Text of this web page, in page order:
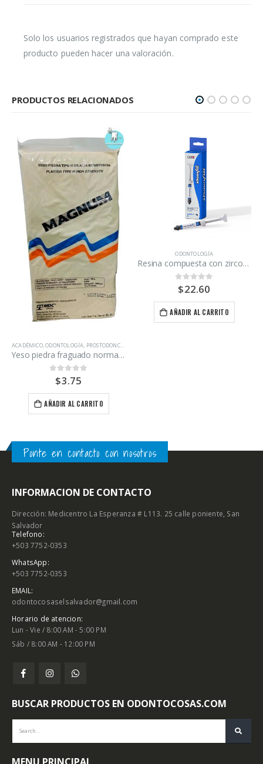
Solo los usuarios registrados que hayan comprado este
producto pueden hacer una valoración.
PRODUCTOS RELACIONADOS
ACADÉMICO,ODONTOLOGÍA, PROSTODONCIA
Yeso piedra fraguado normal Magnum kilo
out of 5
$3.75
AÑADIR AL CARRITO
ODONTOLOGÍA
Resina compuesta con zirconia A3 Zirconfill Maquira
0out of 5
$22.60
AÑADIR AL CARRITO
Ponte en contacto con nosotros
INFORMACION DE CONTACTO
Dirección: Medicentro La Esperanza # L113. 25 calle poniente, San
Salvador
Telefono:
+503 7752-0353
WhatsApp:
+503 7752-0353
EMAIL:
odontocosaselsalvador@gmail.com
Horario de atencion:
Lun - Vie / 8:00 AM - 5:00 PM
Sáb / 8:00 AM - 12:00 PM
BUSCAR PRODUCTOS EN ODONTOCOSAS.COM